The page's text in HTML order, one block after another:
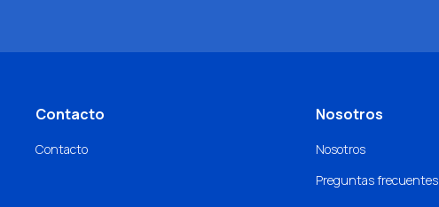
Contacto
Contacto
Nosotros
Nosotros
Preguntas frecuentes